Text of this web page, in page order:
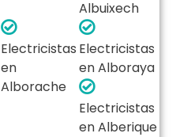
Albuixech
Electricistas
en
Alborache
Electricistas
en Alboraya
Electricistas
en Alberique